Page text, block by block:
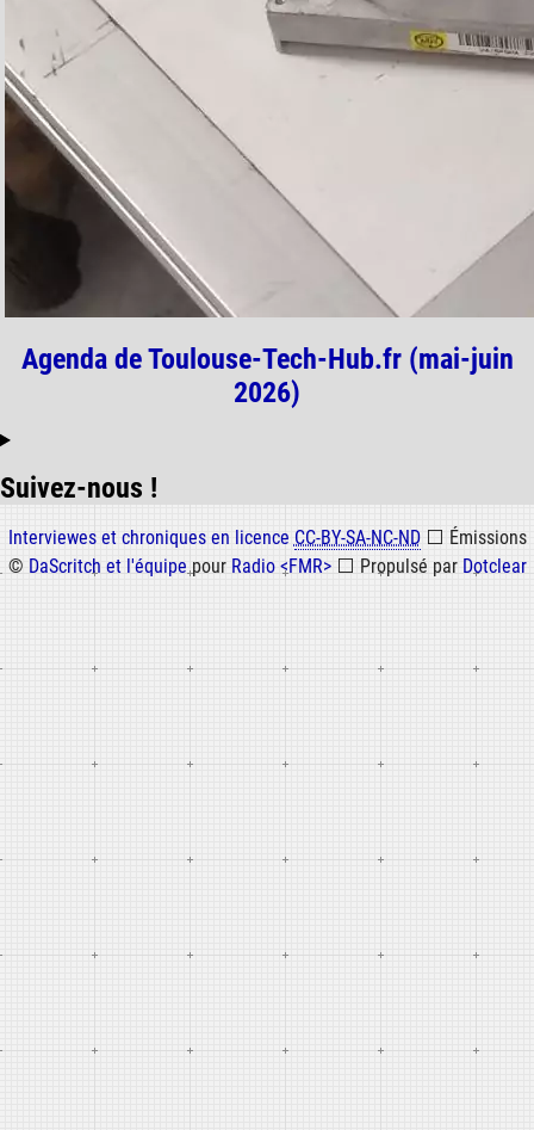
Agenda de Toulouse-Tech-Hub.fr (mai-juin
2026)
Suivez-nous !
Informations
Interviewes et chroniques en licence CC-BY-SA-NC-ND ⬜ Émissions
© DaScritch et l'équipepour Radio <FMR> ⬜ Propulsé par Dotclear